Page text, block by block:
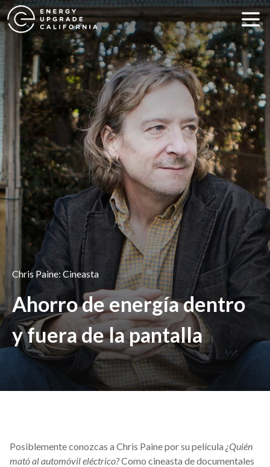
Chris Paine: Cineasta
Ahorro de energía dentro
y fuera de la pantalla
Posiblemente conozcas a Chris Paine por su película ¿Quién
mató al automóvil eléctrico?Como cineasta de documentales